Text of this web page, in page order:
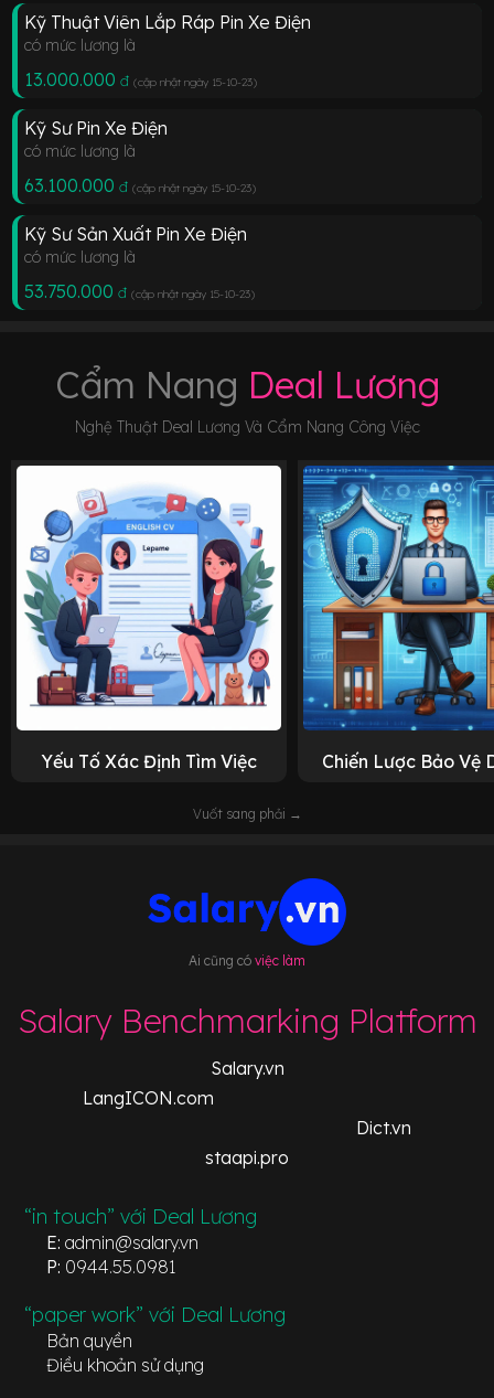
Kỹ Thuật Viên Lắp Ráp Pin Xe Điện
có mức lương là
13.000.000 đ (cập nhật ngày 15-10-23)
Kỹ Sư Pin Xe Điện
có mức lương là
63.100.000 đ (cập nhật ngày 15-10-23)
Kỹ Sư Sản Xuất Pin Xe Điện
có mức lương là
53.750.000 đ (cập nhật ngày 15-10-23)
Cẩm Nang Deal Lương
Nghệ Thuật Deal Lương Và Cẩm Nang Công Việc
Yếu Tố Xác Định Tìm Việc Chiến Lược Bảo Vệ
Vuốt sang phải →
Ai cũng có việc làm
Salary Benchmarking Platform
Salary.vn
LangICON.com
Dict.vn
staapi.pro
“in touch” với Deal Lương
E: admin@salary.vn
P: 0944.55.0981
“paper work” với Deal Lương
Bản quyền
Điều khoản sử dụng